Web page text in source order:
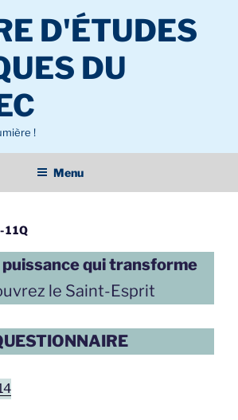
D'ÉTUDES
DU
!
Menu
11Q
puissance qui transforme
le Saint-Esprit